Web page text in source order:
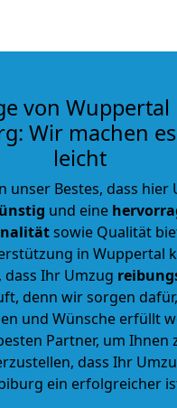
von Wuppertal
Wir machen
leicht
unser Bestes, dass hier
und eine
sowie Qualität
in Wuppertal
dass Ihr Umzug
denn wir sorgen
und Wünsche erfüllt
Partner, um Ihnen
dass Ihr
ein erfolgreicher